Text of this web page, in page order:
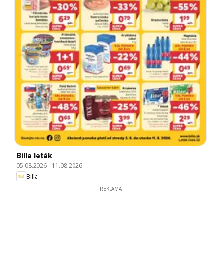
Billa leták
05.08.2026- 11.08.2026
Billa
REKLAMA